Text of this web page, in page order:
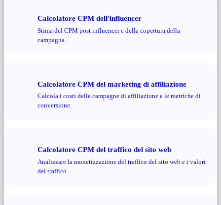
Calcolatore CPM dell'influencer
Stima del CPM post influencer e della copertura della
campagna.
Calcolatore CPM del marketing di affiliazione
Calcola i costi delle campagne di affiliazione e le metriche di
conversione.
Calcolatore CPM del traffico del sito web
Analizzare la monetizzazione del traffico del sito web e i valori
del traffico.